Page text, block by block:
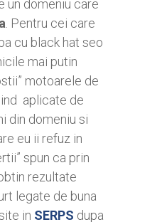
un domeniu care
. Pentru cei care
cu black hat seo
mai putin
motoarele de
aplicate de
din domeniu si
eu ii refuz in
spun ca prin
rezultate
legate de buna
in SERPS dupa